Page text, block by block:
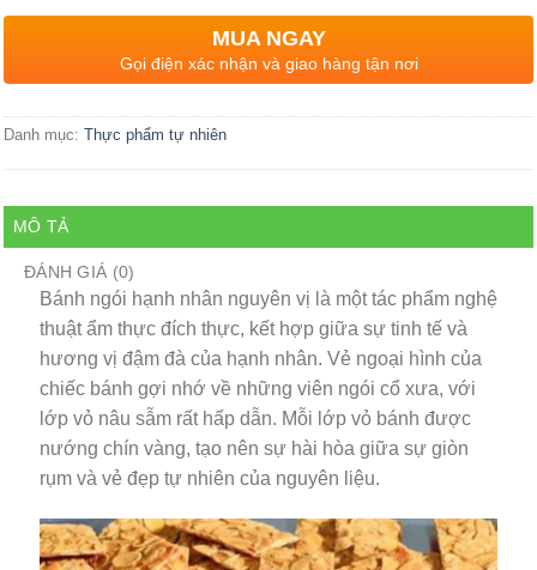
MUA NGAY
Gọi điện xác nhận và giao hàng tận nơi
Danh mục: Thực phẩm tự nhiên
MÔ TẢ
ĐÁNH GIÁ (0)
Bánh ngói hạnh nhân nguyên vị là một tác phẩm nghệ
thuật ẩm thực đích thực, kết hợp giữa sự tinh tế và
hương vị đậm đà của hạnh nhân. Vẻ ngoại hình của
chiếc bánh gợi nhớ về những viên ngói cổ xưa, với
lớp vỏ nâu sẫm rất hấp dẫn. Mỗi lớp vỏ bánh được
nướng chín vàng, tạo nên sự hài hòa giữa sự giòn
rụm và vẻ đẹp tự nhiên của nguyên liệu.